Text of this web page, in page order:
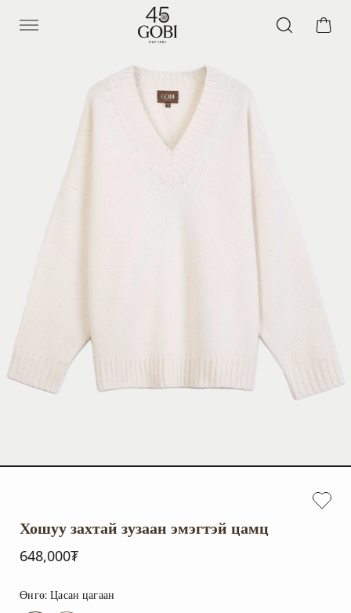
Хошуу захтай зузаан эмэгтэй цамц
648,000₮
Өнгө: Цасан цагаан